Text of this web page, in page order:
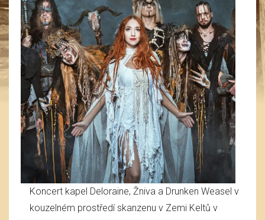
Koncert kapel Deloraine, Žniva a Drunken Weasel v
kouzelném prostředí skanzenu v Zemi Keltů v